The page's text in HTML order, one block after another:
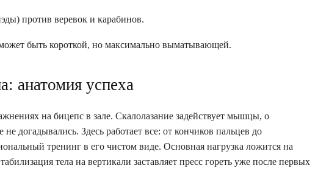
против веревок и карабинов.
быть короткой, но максимально выматывающей.
анатомия успеха
на бицепс в зале. Скалолазание задействует мышцы, о
догадывались. Здесь работает все: от кончиков пальцев до
тренинг в его чистом виде. Основная нагрузка ложится на
тела на вертикали заставляет пресс гореть уже после первых